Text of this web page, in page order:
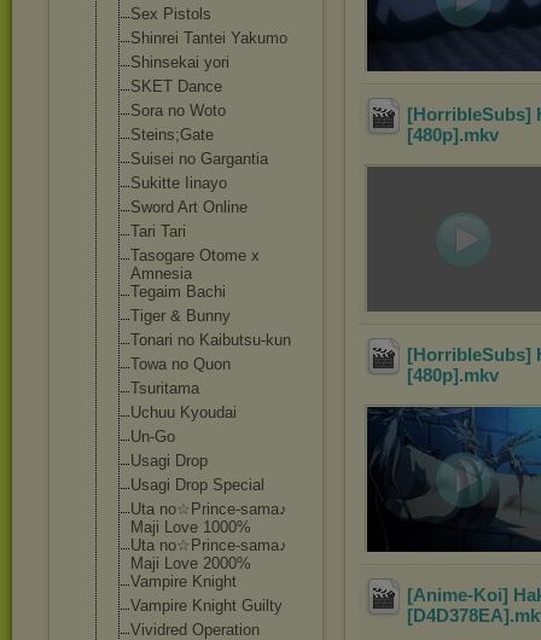
Sex Pistols
Shinrei Tantei Yakumo
Shinsekai yori
SKET Dance
Sora no Woto
Steins;Gate
Suisei no Gargantia
Sukitte Iinayo
Sword Art Online
Tari Tari
Tasogare Otome x
Amnesia
Tegaim Bachi
Tiger & Bunny
Tonari no Kaibutsu-kun
Towa no Quon
Tsuritama
Uchuu Kyoudai
Un-Go
Usagi Drop
Usagi Drop Special
Uta no☆Prince-sama♪
Maji Love 1000%
Uta no☆Prince-sama♪
Maji Love 2000%
Vampire Knight
Vampire Knight Guilty
Vividred Operation
[HorribleSubs]
[480p] .mkv
[HorribleSubs]
[480p] .mkv
[Anime-Koi]
[D4D378EA]